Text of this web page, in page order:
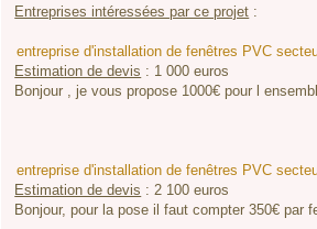
Entreprises intéressées par ce projet :
entreprise d'installation de fenêtres PVC
Estimation de devis : 1 000 euros
Bonjour , je vous propose 1000€ pour l
entreprise d'installation de fenêtres PVC
Estimation de devis :2 100 euros
Bonjour, pour la pose il faut compter 350€ par